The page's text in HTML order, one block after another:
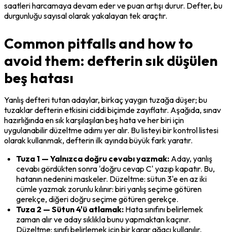
saatleri harcamaya devam eder ve puan artışı durur. Defter, bu
durgunluğu sayısal olarak yakalayan tek araçtır.
Common pitfalls and how to
avoid them: defterin sık düşülen
beş hatası
Yanlış defteri tutan adaylar, birkaç yaygın tuzağa düşer; bu
tuzaklar defterin etkisini ciddi biçimde zayıflatır. Aşağıda, sınav
hazırlığında en sık karşılaşılan beş hata ve her biri için
uygulanabilir düzeltme adımı yer alır. Bu listeyi bir kontrol listesi
olarak kullanmak, defterin ilk ayında büyük fark yaratır.
Tuza 1 — Yalnızca doğru cevabı yazmak: Aday, yanlış
cevabı gördükten sonra 'doğru cevap C' yazıp kapatır. Bu,
hatanın nedenini maskeler. Düzeltme: sütun 3'e en az iki
cümle yazmak zorunlu kılınır: biri yanlış seçime götüren
gerekçe, diğeri doğru seçime götüren gerekçe.
Tuza 2 — Sütun 4'ü atlamak: Hata sınıfını belirlemek
zaman alır ve aday sıklıkla bunu yapmaktan kaçınır.
Düzeltme: sınıfı belirlemek için bir karar ağacı kullanılır.